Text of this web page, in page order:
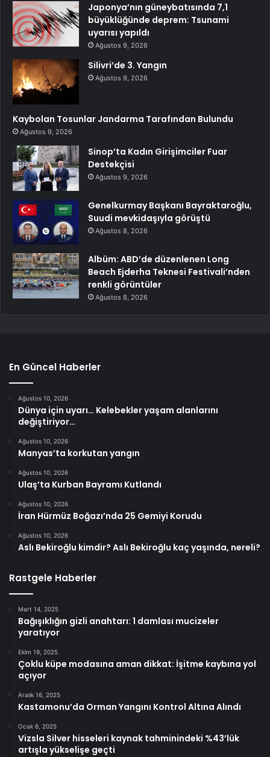
Japonya’nın güneybatısında 7,1
büyüklüğünde deprem: Tsunami
uyarısı yapıldı
Ağustos 9, 2026
Silivri’de 3. Yangın
Ağustos 9, 2026
Kaybolan Tosunlar Jandarma Tarafından Bulundu
Ağustos 9, 2026
Sinop’ta Kadın Girişimciler Fuar
Destekçisi
Ağustos 9, 2026
Genelkurmay Başkanı Bayraktaroğlu,
Suudi mevkidaşıyla görüştü
Ağustos 8, 2026
Albüm: ABD’de düzenlenen Long
Beach Ejderha Teknesi Festivali’nden
renkli görüntüler
Ağustos 8, 2026
En Güncel Haberler
Ağustos 10, 2026
Dünya için uyarı… Kelebekler yaşam alanlarını
değiştiriyor…
Ağustos 10, 2026
Manyas’ta korkutan yangın
Ağustos 10, 2026
Ulaş’ta Kurban Bayramı Kutlandı
Ağustos 10, 2026
İran Hürmüz Boğazı’nda 25 Gemiyi Korudu
Ağustos 10, 2026
Aslı Bekiroğlu kimdir? Aslı Bekiroğlu kaç yaşında, nereli?
Rastgele Haberler
Mart 14, 2025
Bağışıklığın gizli anahtarı: 1 damlası mucizeler
yaratıyor
Ekim 19, 2025
Çoklu küpe modasına aman dikkat: İşitme kaybına yol
açıyor
Aralık 16, 2025
Kastamonu’da Orman Yangını Kontrol Altına Alındı
Ocak 6, 2025
Vizsla Silver hisseleri kaynak tahminindeki %43’lük
artışla yükselişe geçti